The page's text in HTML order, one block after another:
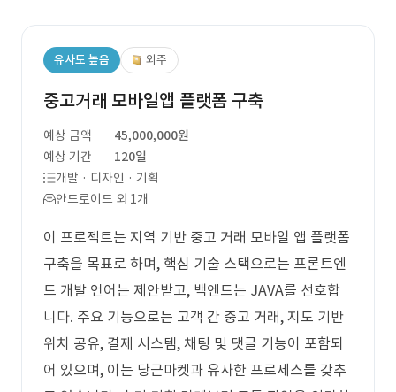
유사도 높음 외주
중고거래 모바일앱 플랫폼 구축
예상 금액
45,000,000원
예상 기간
120일
개발 · 디자인 · 기획
안드로이드 외 1개
이 프로젝트는 지역 기반 중고 거래 모바일 앱 플랫폼
구축을 목표로 하며, 핵심 기술 스택으로는 프론트엔
드 개발 언어는 제안받고, 백엔드는 JAVA를 선호합
니다. 주요 기능으로는 고객 간 중고 거래, 지도 기반
위치 공유, 결제 시스템, 채팅 및 댓글 기능이 포함되
어 있으며, 이는 당근마켓과 유사한 프로세스를 갖추